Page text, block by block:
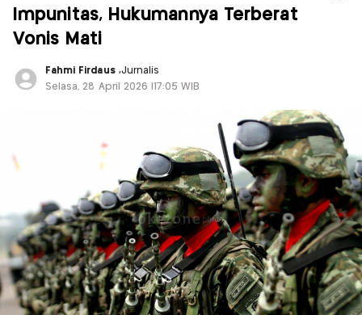
Impunitas, Hukumannya Terberat
Vonis Mati
Fahmi Firdaus ,Jurnalis
Selasa, 28 April 2026 |17:05 WIB